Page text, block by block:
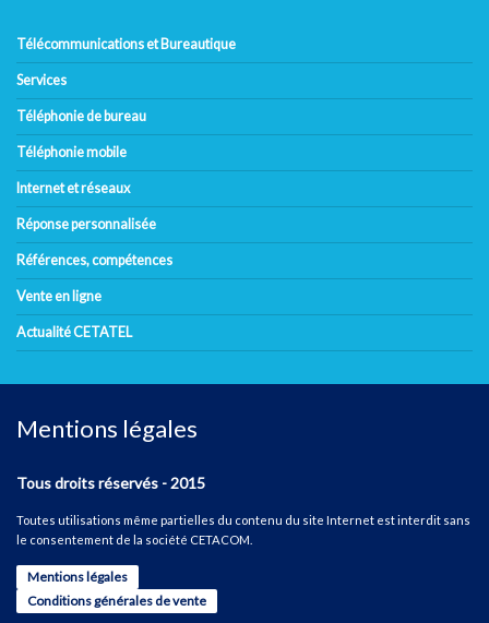
Télécommunications et Bureautique
Services
Téléphonie de bureau
Téléphonie mobile
Internet et réseaux
Réponse personnalisée
Références, compétences
Vente en ligne
Actualité CETATEL
Mentions légales
Tous droits réservés - 2015
Toutes utilisations même partielles du contenu du site Internet est interdit sans
le consentement de la société CETACOM.
Mentions légales
Conditions générales de vente